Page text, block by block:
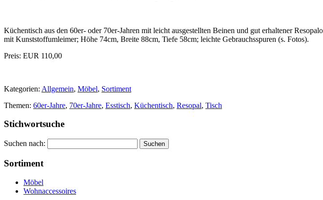
Küchentisch aus den 60er- oder 70er-Jahren mit leicht ausgestellten Beinen und gut erhaltener
mit Kunststoffumleimer; Höhe 74cm, Breite 88cm, Tiefe 58cm; leichte Gebrauchsspuren (s. Fotos).
Preis: EUR 110,00
Kategorien: Allgemein, Möbel, Sortiment
Themen: 60er-Jahre, 70er-Jahre, Esstisch, Küchentisch, Resopal, Tisch
Stichwortsuche
Suchen nach:
Sortiment
Möbel
Wohnaccessoires